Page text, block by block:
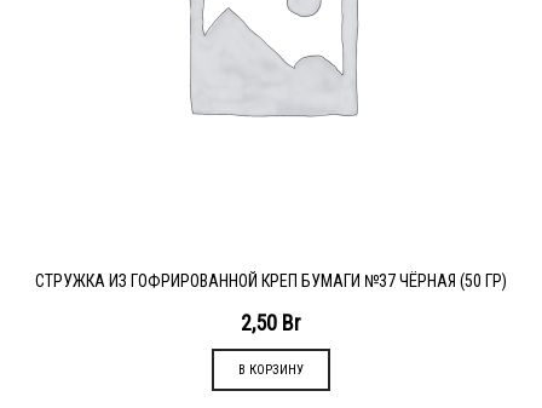
СТРУЖКА ИЗ ГОФРИРОВАННОЙ КРЕП БУМАГИ №37 ЧЁРНАЯ (50 ГР)
2,50 Br
В КОРЗИНУ